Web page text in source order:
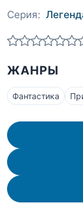
Серия:
ЖАНРЫ
Фантастика